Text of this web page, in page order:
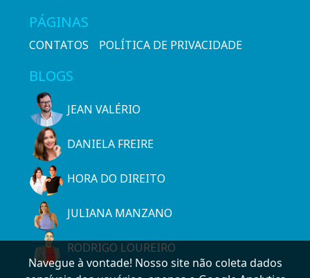
PÁGINAS
CONTATOS POLÍTICA DE PRIVACIDADE
BLOGS
JEAN VALÉRIO
DANIELA FREIRE
HORA DO DIREITO
JULIANA MANZANO
RODRIGO LOUREIRO
Navegue à vontade! Nosso site não coleta dados